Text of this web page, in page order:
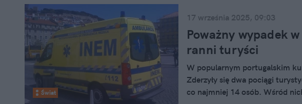
Świat
17 września 2025, 09:03
Poważny wypadek
ranni turyści
W popularnym portugalskim
Zderzyły się dwa pociągi
co najmniej 14 osób. Wśród